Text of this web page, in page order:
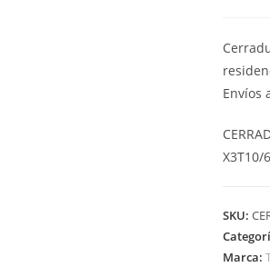
Envíos
X3T10/
SKU:
Marca: